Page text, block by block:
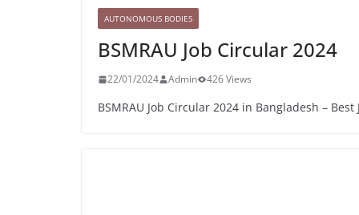
AUTONOMOUS BODIES
BSMRAU Job Circular 2024
22/01/2024 Admin 426 Views
BSMRAU Job Circular 2024 in Bangladesh –